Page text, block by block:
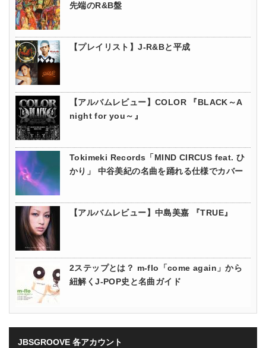
先端のR&B盤
【プレイリスト】J-R&Bと平成
【アルバムレビュー】COLOR 『BLACK～A
night for you～』
Tokimeki Records「MIND CIRCUS feat. ひ
かり」 中谷美紀の名曲を踊れる仕様でカバー
【アルバムレビュー】中島美嘉 『TRUE』
2ステップとは？ m-flo「come again」から
紐解くJ-POP史と名曲ガイド
JBSGROOVE 各アカウント